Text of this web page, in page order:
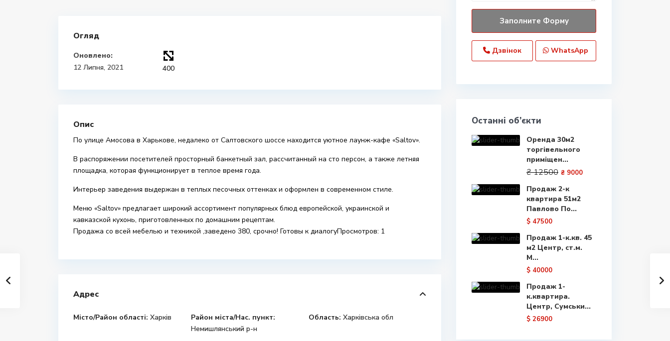
Огляд
Оновлено:
12 Липня, 2021
400
Опис
По улице Амосова в Харькове, недалеко от Салтовского шоссе находится уютное лаунж-кафе «Saltov».
В распоряжении посетителей просторный банкетный зал, рассчитанный на сто персон, а также летняя
площадка, которая функционирует в теплое время года.
Интерьер заведения выдержан в теплых песочных оттенках и оформлен в современном стиле.
Меню «Saltov» предлагает широкий ассортимент популярных блюд европейской, украинской и
кавказской кухонь, приготовленных по домашним рецептам.
Продажа со всей мебелью и техникой ,заведено 380, срочно! Готовы к диалогуПросмотров: 1
Адрес
Місто/Район області: Харків
Район міста/Нас. пункт:
Немишлянський р-н
Область: Харківська обл
Дзвінок WhatsApp
Останні об’єкти
Оренда 30м2
торгівельного
приміщен...
₴ 12500 ₴ 9000
Продаж 2-к
квартира 51м2
Павлово По...
$ 47500
Продаж 1-к.кв. 45
м2 Центр, ст.м.
М...
$ 40000
Продаж 1-
к.квартира.
Центр, Сумськи...
$ 26900